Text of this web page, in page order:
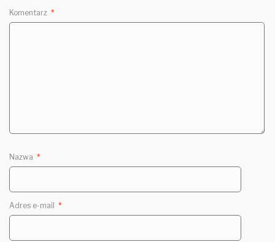
Komentarz *
Nazwa *
Adres e-mail *